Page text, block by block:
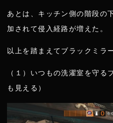
あとは、キッチン側の階段の
加されて侵入経路が増えた。
以上を踏まえてブラックミラ
（１）いつもの洗濯室を守る
も見える）